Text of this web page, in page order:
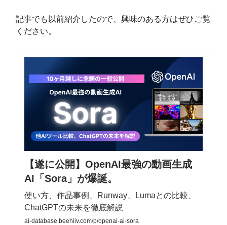
記事でも以前紹介したので、興味のある方はぜひご覧
ください。
【遂に公開】OpenAI最強の動画生成
AI「Sora」が爆誕。
使い方、作品事例、Runway、Lumaとの比較、
ChatGPTの未来を徹底解説
ai-database.beehiiv.com/p/openai-ai-sora